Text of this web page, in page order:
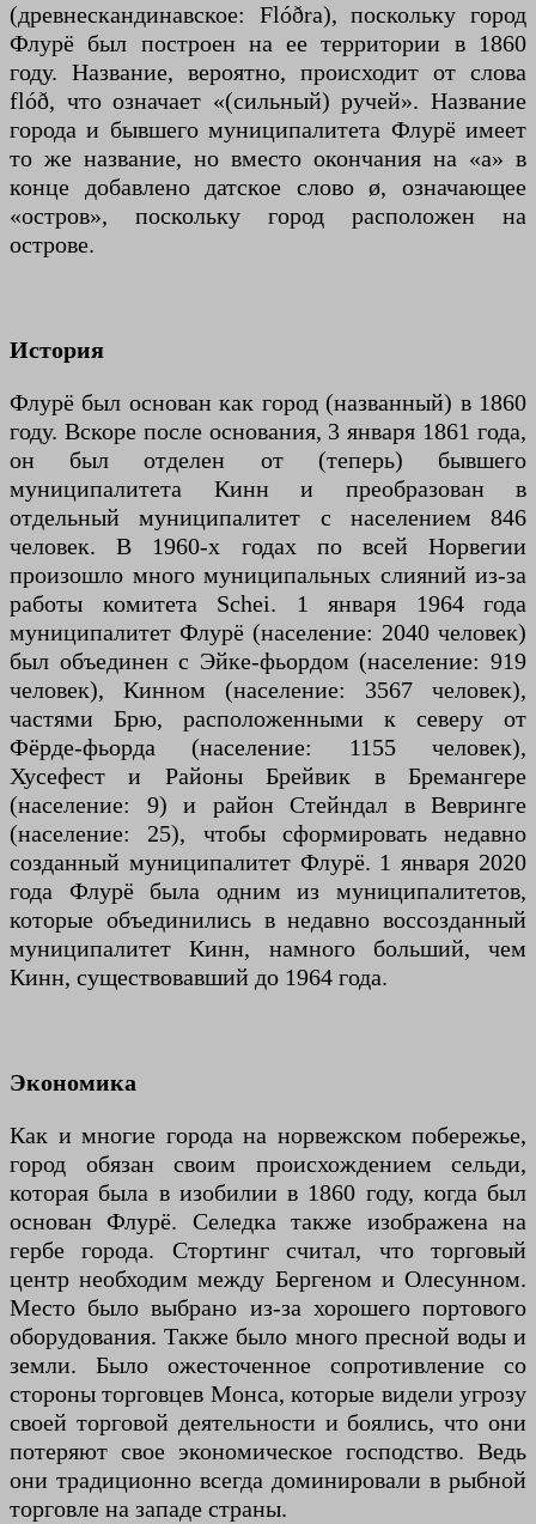
(древнескандинавское: Flóðra), поскольку город
Флурё был построен на ее территории в 1860
году. Название, вероятно, происходит от слова
flóð, что означает «(сильный) ручей». Название
города и бывшего муниципалитета Флурё имеет
то же название, но вместо окончания на «а» в
конце добавлено датское слово ø, означающее
«остров», поскольку город расположен на
острове.
История
Флурё был основан как город (названный) в 1860
году. Вскоре после основания, 3 января 1861 года,
он был отделен от (теперь) бывшего
муниципалитета Кинн и преобразован в
отдельный муниципалитет с населением 846
человек. В 1960-х годах по всей Норвегии
произошло много муниципальных слияний из-за
работы комитета Schei. 1 января 1964 года
муниципалитет Флурё (население: 2040 человек)
был объединен с Эйке-фьордом (население: 919
человек), Кинном (население: 3567 человек),
частями Брю, расположенными к северу от
Фёрде-фьорда (население: 1155 человек),
Хусефест и Районы Брейвик в Бремангере
(население: 9) и район Стейндал в Вевринге
(население: 25), чтобы сформировать недавно
созданный муниципалитет Флурё. 1 января 2020
года Флурё была одним из муниципалитетов,
которые объединились в недавно воссозданный
муниципалитет Кинн, намного больший, чем
Кинн, существовавший до 1964 года.
Экономика
Как и многие города на норвежском побережье,
город обязан своим происхождением сельди,
которая была в изобилии в 1860 году, когда был
основан Флурё. Селедка также изображена на
гербе города. Стортинг считал, что торговый
центр необходим между Бергеном и Олесунном.
Место было выбрано из-за хорошего портового
оборудования. Также было много пресной воды и
земли. Было ожесточенное сопротивление со
стороны торговцев Монса, которые видели угрозу
своей торговой деятельности и боялись, что они
потеряют свое экономическое господство. Ведь
они традиционно всегда доминировали в рыбной
торговле на западе страны.